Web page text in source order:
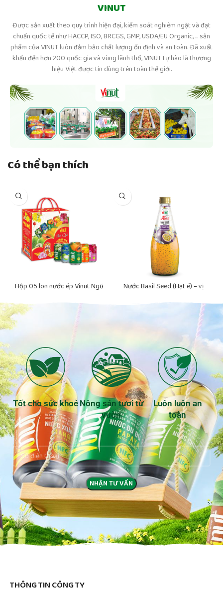
VINUT
Được sản xuất theo quy trình hiện đại, kiểm soát nghiêm ngặt và đạt
chuẩn quốc tế như HACCP, ISO, BRCGS, GMP, USDA/EU Organic, ... sản
phẩm của VINUT luôn đảm bảo chất lượng ổn định và an toàn. Đã xuất
khẩu đến hơn 200 quốc gia và vùng lãnh thổ, VINUT tự hào là thương
hiệu Việt được tin dùng trên toàn thế giới.
Có thể bạn thích
Hộp 05 lon nước ép Vinut Ngũ
Xoài – Thanh Long) 330ml
Nước Basil Seed (Hạt é) – vị
290ml
Tốt cho sức khoẻ Nông sản tươi từ
vườn
Luôn luôn an
toàn
THÔNG TIN CÔNG TY